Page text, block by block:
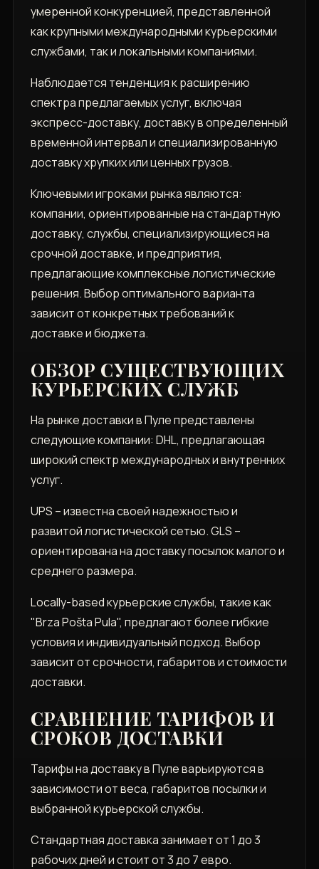
умеренной конкуренцией, представленной
как крупными международными курьерскими
службами, так и локальными компаниями.
Наблюдается тенденция к расширению
спектра предлагаемых услуг, включая
экспресс-доставку, доставку в определенный
временной интервал и специализированную
доставку хрупких или ценных грузов.
Ключевыми игроками рынка являются:
компании, ориентированные на стандартную
доставку, службы, специализирующиеся на
срочной доставке, и предприятия,
предлагающие комплексные логистические
решения. Выбор оптимального варианта
зависит от конкретных требований к
доставке и бюджета.
ОБЗОР СУЩЕСТВУЮЩИХ
КУРЬЕРСКИХ СЛУЖБ
На рынке доставки в Пуле представлены
следующие компании: DHL, предлагающая
широкий спектр международных и внутренних
услуг.
UPS – известна своей надежностью и
развитой логистической сетью. GLS –
ориентирована на доставку посылок малого и
среднего размера.
Locally-based курьерские службы, такие как
"Brza Pošta Pula", предлагают более гибкие
условия и индивидуальный подход. Выбор
зависит от срочности, габаритов и стоимости
доставки.
СРАВНЕНИЕ ТАРИФОВ И
СРОКОВ ДОСТАВКИ
Тарифы на доставку в Пуле варьируются в
зависимости от веса, габаритов посылки и
выбранной курьерской службы.
Стандартная доставка занимает от 1 до 3
рабочих дней и стоит от 3 до 7 евро.